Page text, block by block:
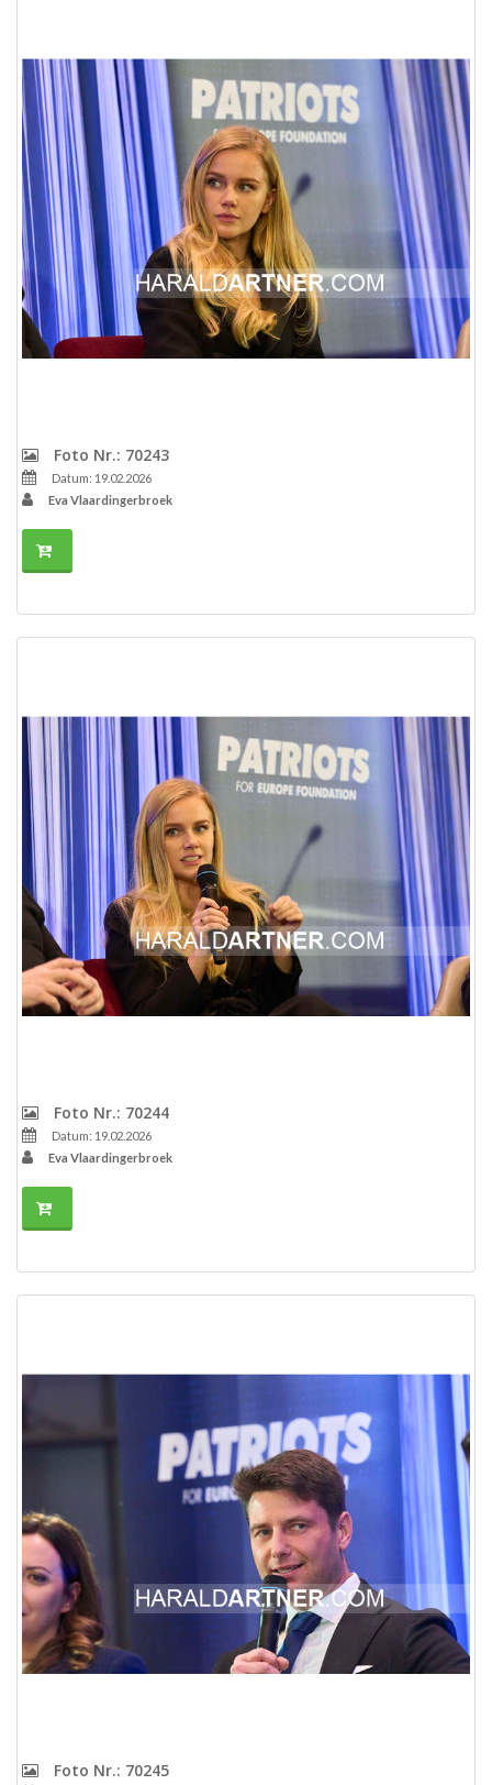
Foto Nr.: 70243
Datum: 19.02.2026
Eva Vlaardingerbroek
Foto Nr.: 70244
Datum: 19.02.2026
Eva Vlaardingerbroek
Foto Nr.: 70245